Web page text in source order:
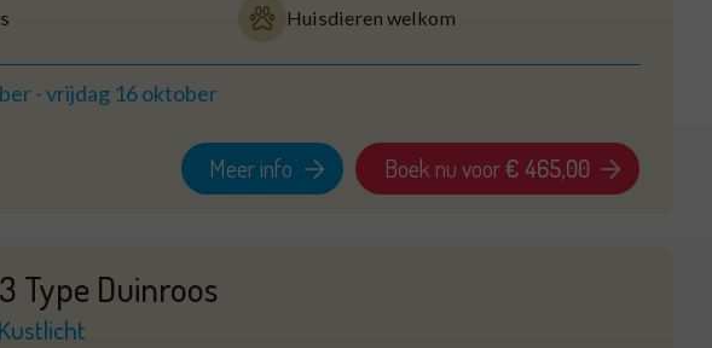
Huisdieren welkom
-vrijdag 16 oktober
Meer info Boek nu voor€ 465,00
Type Duinroos